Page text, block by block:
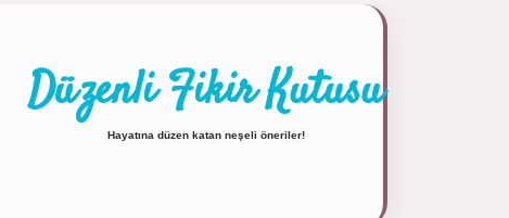
Düzenli Fikir Kutusu
Hayatına düzen katan neşeli öneriler!